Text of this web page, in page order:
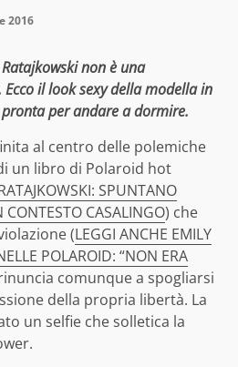
2016
non è una
il look sexy della modella in
per andare a dormire.
al centro delle polemiche
un libro di Polaroid hot
SPUNTANO
CONTESTO CASALINGO) che
(LEGGI ANCHE EMILY
POLAROID: “NON ERA
comunque a spogliarsi
della propria libertà. La
un selfie che solletica la